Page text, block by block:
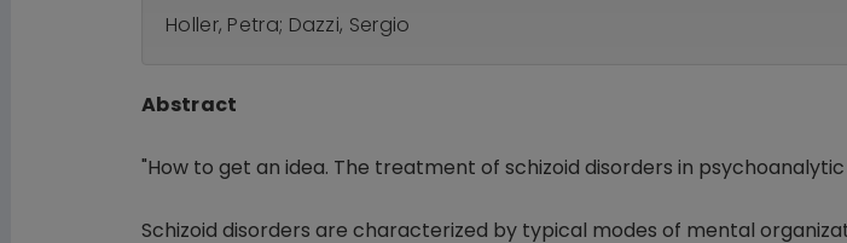
Holler, Petra; Dazzi, Sergio
Abstract
"How to get an idea. The treatment of schizoid disorders in psychoanalytic
Schizoid disorders are characterized by typical modes of mental